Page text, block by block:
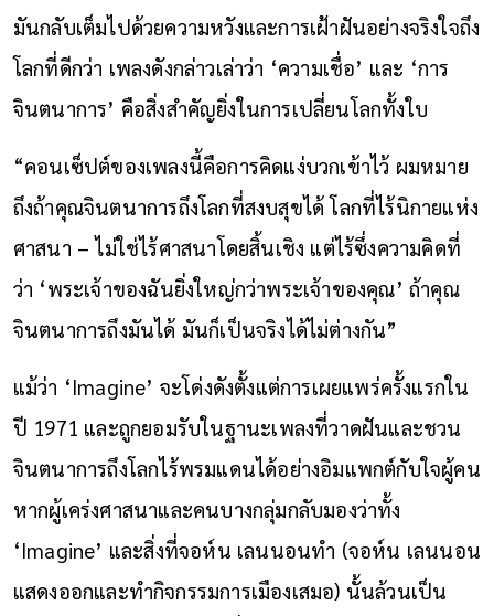
มันกลับเต็มไปด้วยความหวังและการเฝ้าฝันอย่างจริงใจถึง
โลกที่ดีกว่า เพลงดังกล่าวเล่าว่า ‘ความเชื่อ’ และ ‘การ
จินตนาการ’ คือสิ่งสำคัญยิ่งในการเปลี่ยนโลกทั้งใบ
“คอนเซ็ปต์ของเพลงนี้คือการคิดแง่บวกเข้าไว้ ผมหมาย
ถึงถ้าคุณจินตนาการถึงโลกที่สงบสุขได้ โลกที่ไร้นิกายแห่ง
ศาสนา – ไม่ใช่ไร้ศาสนาโดยสิ้นเชิง แต่ไร้ซึ่งความคิดที่
ว่า ‘พระเจ้าของฉันยิ่งใหญ่กว่าพระเจ้าของคุณ’ ถ้าคุณ
จินตนาการถึงมันได้ มันก็เป็นจริงได้ไม่ต่างกัน”
แม้ว่า ‘Imagine’ จะโด่งดังตั้งแต่การเผยแพร่ครั้งแรกใน
ปี 1971 และถูกยอมรับในฐานะเพลงที่วาดฝันและชวน
จินตนาการถึงโลกไร้พรมแดนได้อย่างอิมแพกต์กับใจผู้คน
หากผู้เคร่งศาสนาและคนบางกลุ่มกลับมองว่าทั้ง
‘Imagine’ และสิ่งที่จอห์น เลนนอนทำ (จอห์น เลนนอน
แสดงออกและทำกิจกรรมการเมืองเสมอ) นั้นล้วนเป็น